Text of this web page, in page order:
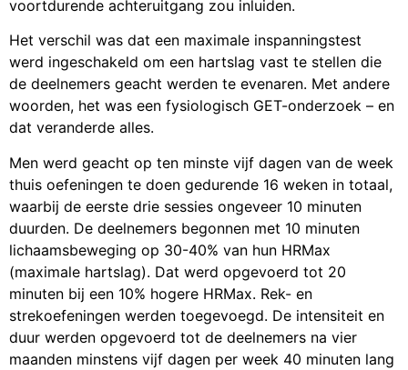
voortdurende achteruitgang zou inluiden.
Het verschil was dat een maximale inspanningstest
werd ingeschakeld om een hartslag vast te stellen die
de deelnemers geacht werden te evenaren. Met andere
woorden, het was een fysiologisch GET-onderzoek – en
dat veranderde alles.
Men werd geacht op ten minste vijf dagen van de week
thuis oefeningen te doen gedurende 16 weken in totaal,
waarbij de eerste drie sessies ongeveer 10 minuten
duurden. De deelnemers begonnen met 10 minuten
lichaamsbeweging op 30-40% van hun HRMax
(maximale hartslag). Dat werd opgevoerd tot 20
minuten bij een 10% hogere HRMax. Rek- en
strekoefeningen werden toegevoegd. De intensiteit en
duur werden opgevoerd tot de deelnemers na vier
maanden minstens vijf dagen per week 40 minuten lang